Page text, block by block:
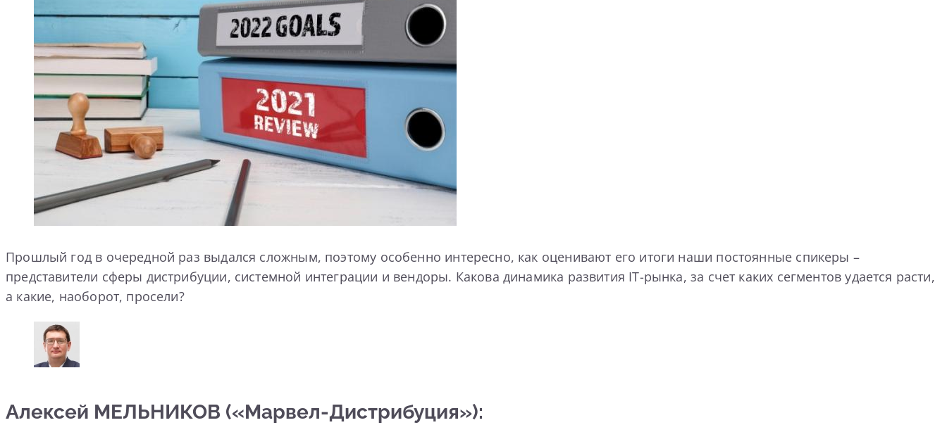
Прошлый год в очередной раз выдался сложным, поэтому особенно интересно, как оценивают его итоги наши постоянные спикеры –
представители сферы дистрибуции, системной интеграции и вендоры. Какова динамика развития IT-рынка, за счет каких сегментов удается расти,
а какие, наоборот, просели?
Алексей МЕЛЬНИКОВ («Марвел-Дистрибуция»):